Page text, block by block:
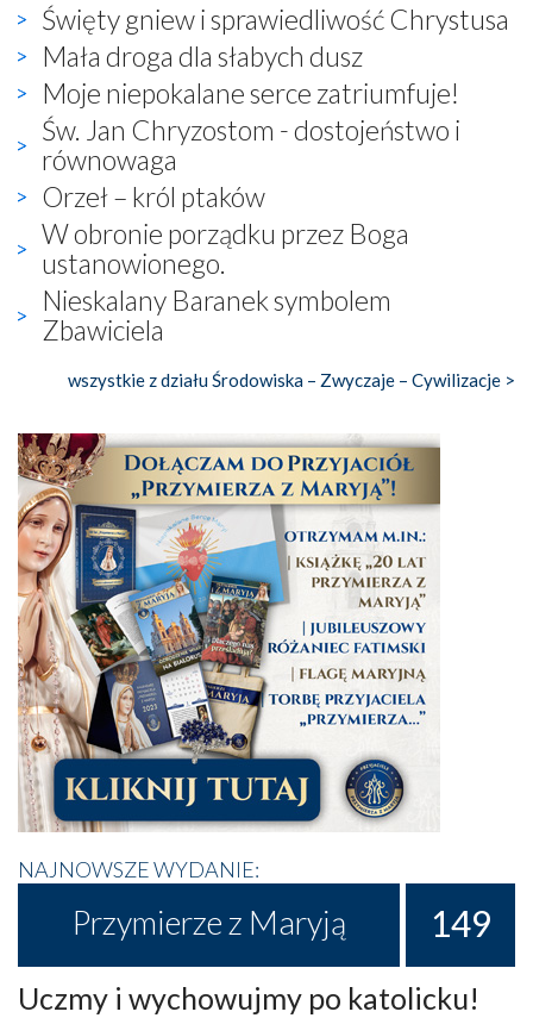
Święty gniew i sprawiedliwość Chrystusa
Mała droga dla słabych dusz
Moje niepokalane serce zatriumfuje!
Św. Jan Chryzostom - dostojeństwo i
równowaga
Orzeł – król ptaków
W obronie porządku przez Boga
ustanowionego.
Nieskalany Baranek symbolem
Zbawiciela
wszystkie z działu Środowiska – Zwyczaje – Cywilizacje >
NAJNOWSZE WYDANIE:
Przymierze z Maryją 149
Uczmy i wychowujmy po katolicku!